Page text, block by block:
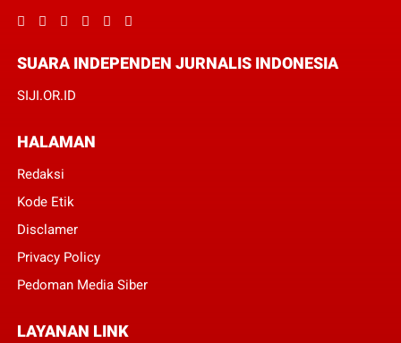
SUARA INDEPENDEN JURNALIS INDONESIA
SIJI.OR.ID
HALAMAN
Redaksi
Kode Etik
Disclamer
Privacy Policy
Pedoman Media Siber
LAYANAN LINK